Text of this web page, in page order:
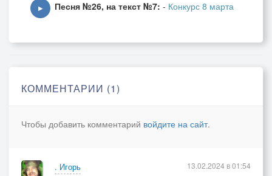
"Влюбляйтесь же влюбляйтесь. -
И верьте в чудеса."
▶ Песня №26, на текст №7: - Конкурс 8 марта
КОММЕНТАРИИ (1)
Чтобы добавить комментарий войдите на сайт.
. Игорь
13.02.2024 в 01:54